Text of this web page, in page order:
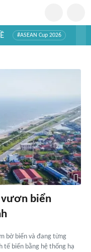
#ASEAN Cup 2026
vươn biển
bờ biển và đang từng
tế biển bằng hệ thống hạ